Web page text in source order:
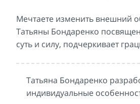
Мечтаете изменить внешний
Татьяны Бондаренко
суть и силу, подчеркивает
Татьяна Бондаренко
индивидуальные